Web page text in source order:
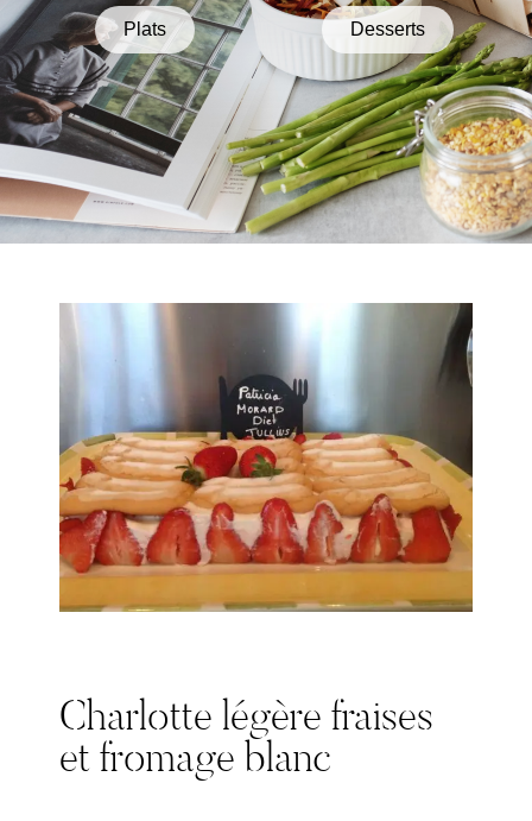
Plats Desserts
Charlotte légère fraises
et fromage blanc